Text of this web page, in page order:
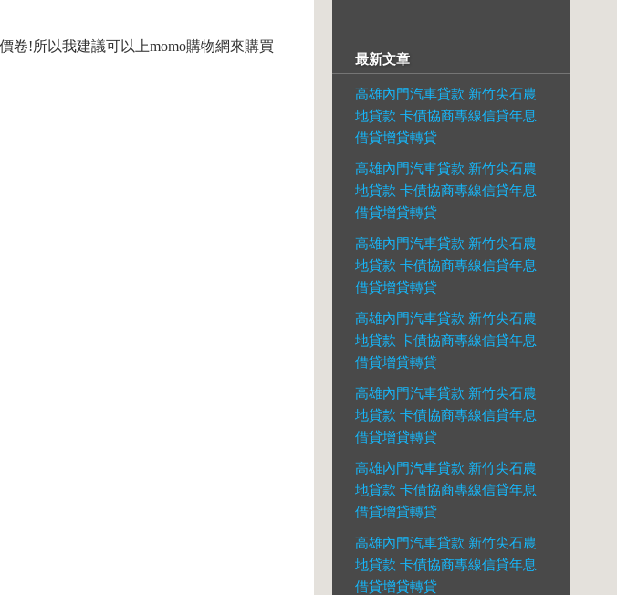
卷!所以我建議可以上momo購物網來購買
最新文章
高雄內門汽車貸款 新竹尖石農
地貸款 卡債協商專線信貸年息
借貸增貸轉貸
高雄內門汽車貸款 新竹尖石農
地貸款 卡債協商專線信貸年息
借貸增貸轉貸
高雄內門汽車貸款 新竹尖石農
地貸款 卡債協商專線信貸年息
借貸增貸轉貸
高雄內門汽車貸款 新竹尖石農
地貸款 卡債協商專線信貸年息
借貸增貸轉貸
高雄內門汽車貸款 新竹尖石農
地貸款 卡債協商專線信貸年息
借貸增貸轉貸
高雄內門汽車貸款 新竹尖石農
地貸款 卡債協商專線信貸年息
借貸增貸轉貸
高雄內門汽車貸款 新竹尖石農
地貸款 卡債協商專線信貸年息
借貸增貸轉貸